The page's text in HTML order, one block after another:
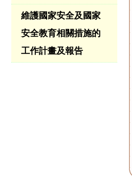
維護國家安全及國家
安全教育相關措施的
工作計畫及報告